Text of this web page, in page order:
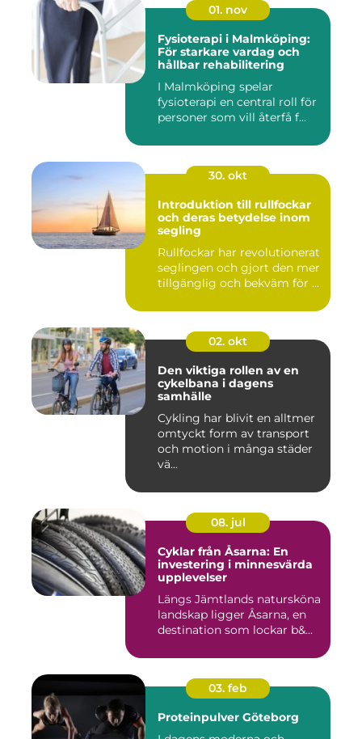
01. nov
Fysioterapi i Malmköping:
För starkare vardag och
hållbar rehabilitering
I Malmköping spelar
fysioterapi en central roll för
personer som vill återfå f...
30. okt
Introduktion till rullfockar
och deras betydelse inom
segling
Rullfockar har revolutionerat
seglingen och gjort den mer
tillgänglig och bekväm för ...
02. okt
Den viktiga rollen av en
cykelbana i dagens
samhälle
Cykling har blivit en alltmer
omtyckt form av transport
och motion i många städer
vä...
08. jul
Cyklar från Åsarna: En
investering i minnesvärda
upplevelser
Längs Jämtlands natursköna
landskap ligger Åsarna, en
destination som lockar b&...
03. feb
Proteinpulver Göteborg